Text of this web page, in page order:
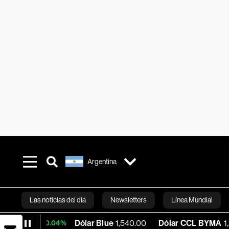
Argentina
Las noticias del día Newsletters Línea Mundial
Bloomberg
Dólar Blue 1,540.00 Dólar CCL BYMA 1,577.25